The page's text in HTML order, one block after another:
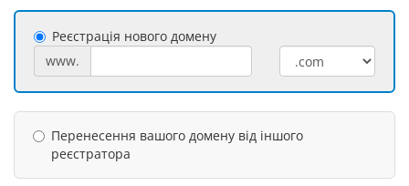
Реєстрація нового домену
www.
Перенесення вашого домену від іншого
реєстратора